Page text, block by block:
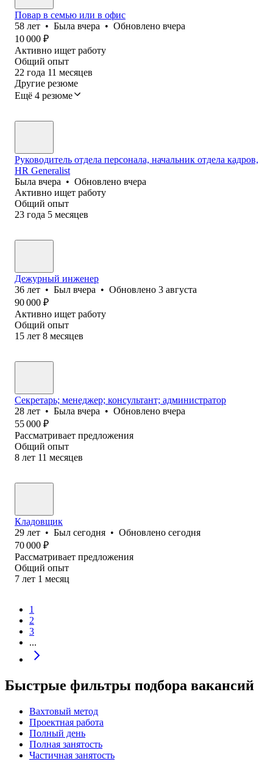
Повар в семью или в офис
58 лет • Была вчера • Обновлено вчера
10 000 ₽
Активно ищет работу
Общий опыт
22 года 11 месяцев
Другие резюме
Ещё 4 резюме
Руководитель отдела персонала, начальник отдела кадров,
HR Generalist
Была вчера • Обновлено вчера
Активно ищет работу
Общий опыт
23 года 5 месяцев
Дежурный инженер
36 лет • Был вчера • Обновлено 3 августа
90 000 ₽
Активно ищет работу
Общий опыт
15 лет 8 месяцев
Секретарь; менеджер; консультант; администратор
28 лет • Была вчера • Обновлено вчера
55 000 ₽
Рассматривает предложения
Общий опыт
8 лет 11 месяцев
Кладовщик
29 лет • Был сегодня • Обновлено сегодня
70 000 ₽
Рассматривает предложения
Общий опыт
7 лет 1 месяц
1
2
3
...
Быстрые фильтры подбора вакансий
Вахтовый метод
Проектная работа
Полный день
Полная занятость
Частичная занятость